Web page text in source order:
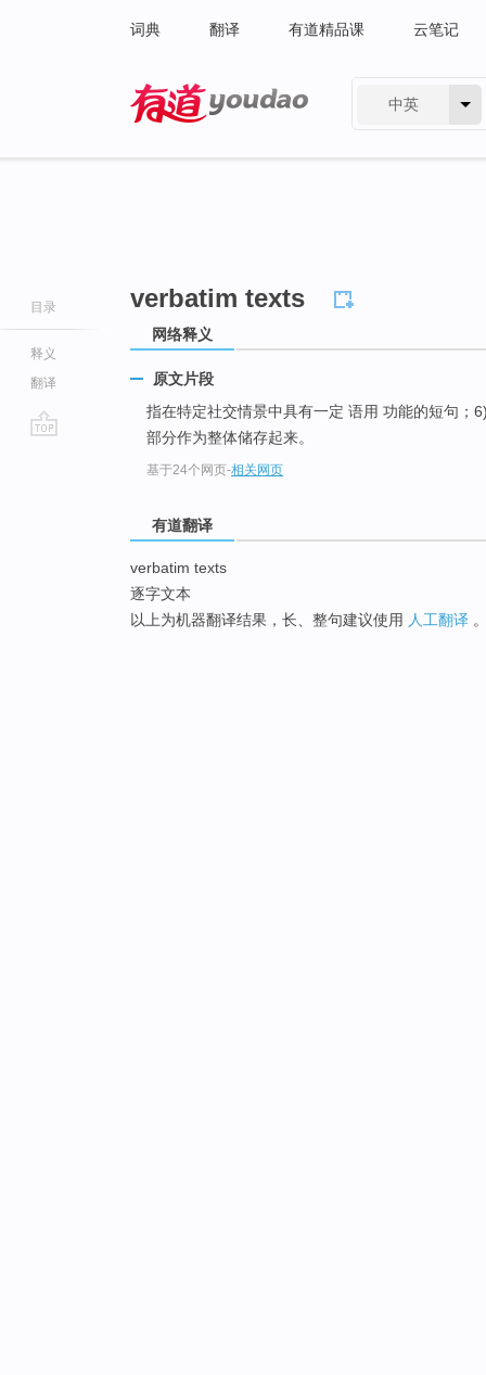
词典 翻译 有道精品课 云笔记
中英
目录
释义
翻译
verbatim texts
网络释义
原文片段
指在特定社交情景中具有一定 语用 功能的短句；
部分作为整体储存起来。
基于24个网页-相关网页
有道翻译
verbatim texts
逐字文本
以上为机器翻译结果，长、整句建议使用 人工翻译